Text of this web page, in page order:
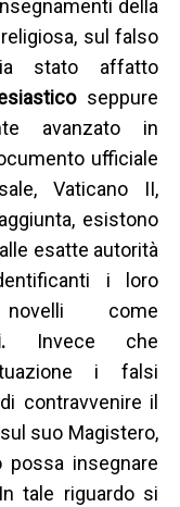
della
sul falso
stato affatto
seppure
avanzato in
ufficiale
Vaticano II,
esistono
esatte autorità
i loro
novelli come
Invece che
i falsi
contravvenire il
suo Magistero,
possa insegnare
tale riguardo si